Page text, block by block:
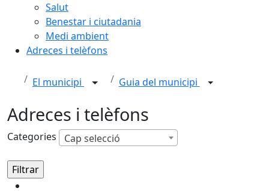
Salut
Benestar i ciutadania
Medi ambient
Adreces i telèfons
El municipi Guia del municipi
Adreces i telèfons
Categories Cap selecció